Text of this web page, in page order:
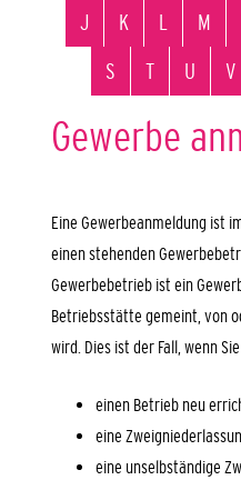
J
K L M
S
T U V
Gewerbe
Eine Gewerbeanmeldung ist
einen stehenden
Gewerbebetrieb ist ein
Betriebsstätte gemeint, von
wird. Dies ist der Fall, wenn Sie
einen Betrieb neu
eine
eine unselbständige